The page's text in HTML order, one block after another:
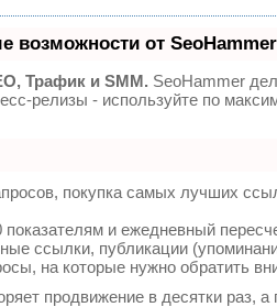
от SeoHammer
Трафик и SMM. SeoHammer
релизы - используйте по
покупка самых лучших
и ежедневный
ссылки, публикации
на которые нужно обратить
продвижение в десятки раз,